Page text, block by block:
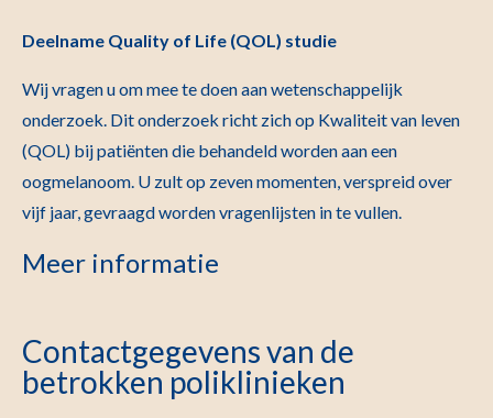
Deelname Quality of Life (QOL) studie
Wij vragen u om mee te doen aan wetenschappelijk
onderzoek. Dit onderzoek richt zich op Kwaliteit van leven
(QOL) bij patiënten die behandeld worden aan een
oogmelanoom. U zult op zeven momenten, verspreid over
vijf jaar, gevraagd worden vragenlijsten in te vullen.
Meer informatie
Contactgegevens van de
betrokken poliklinieken